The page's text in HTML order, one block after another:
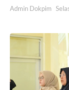
Admin Dokpim